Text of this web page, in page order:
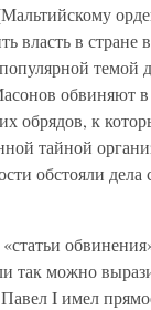
власть в стране
темой
обвиняют
обрядов, к
тайной
обстояли
так можно
I имел